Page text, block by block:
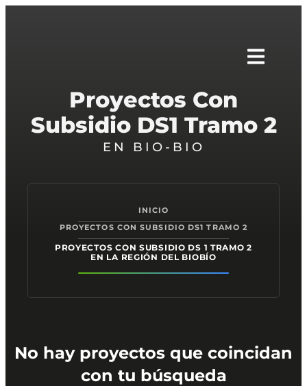
Proyectos Con
Subsidio DS1 Tramo 2
EN BIO-BIO
INICIO
PROYECTOS CON SUBSIDIO DS1 TRAMO 2
PROYECTOS CON SUBSIDIO DS 1 TRAMO 2
EN LA REGIÓN DEL BIOBÍO
No hay proyectos que coincidan
con tu búsqueda